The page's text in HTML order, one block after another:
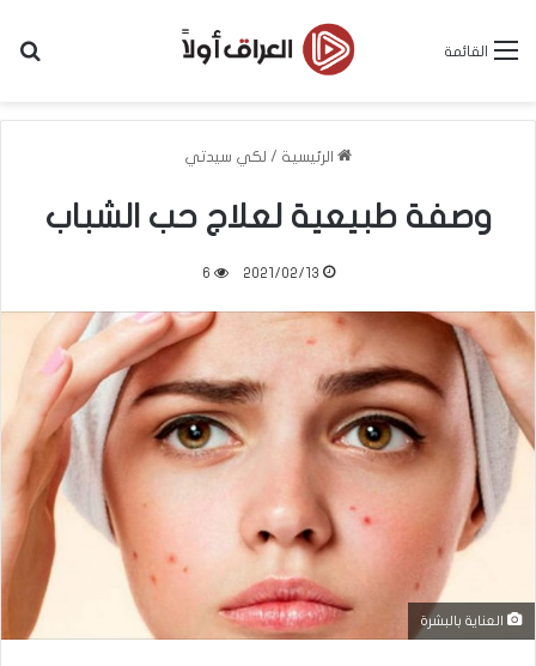
القائمة
الرئيسية / لكي سيدتي
وصفة طبيعية لعلاج حب الشباب
2021/02/13
6
العناية بالبشرة